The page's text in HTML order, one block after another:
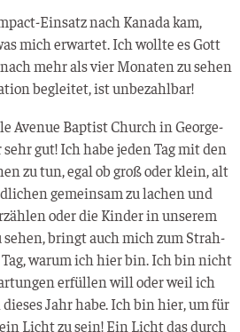
Ein­satz nach Kana­da kam,
mich erwar­tet. Ich woll­te es Gott
mehr als vier Mona­ten zu sehen
beglei­tet, ist unbezahlbar!
Ave­nue Bap­tist Church in George­
gut! Ich habe jeden Tag mit den
zu tun, egal ob groß oder klein, alt
gemein­sam zu lachen und
oder die Kin­der in unse­rem
bringt auch mich zum Strah­
war­um ich hier bin. Ich bin nicht
erfül­len will oder weil ich
Jahr habe. Ich bin hier, um für
Licht zu sein! Ein Licht das durch